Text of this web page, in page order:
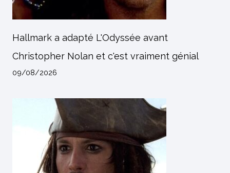
Hallmark a adapté L'Odyssée avant
Christopher Nolan et c'est vraiment génial
09/08/2026